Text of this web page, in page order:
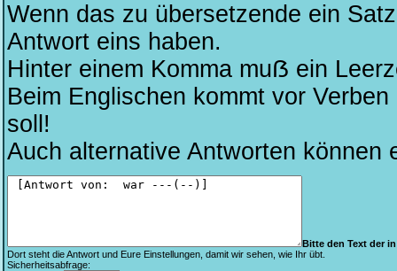
Wenn das zu übersetzende ein
Antwort eins haben.
Hinter einem Komma muẞ ein
Beim Englischen kommt vor
soll!
Auch alternative Antworten können
Bitte den Text der
Dort steht die Antwort und Eure Einstellungen, damit wir sehen, wie Ihr übt.
Sicherheitsabfrage: